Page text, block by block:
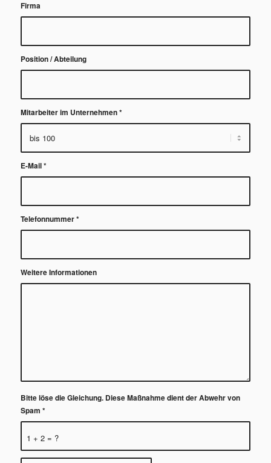
Firma
Position / Abteilung
Mitarbeiter im Unternehmen*
E-Mail*
Telefonnummer*
Weitere Informationen
1 + 2 = ?
Bitte löse die Gleichung. Diese Maßnahme dient der Abwehr von
Spam *